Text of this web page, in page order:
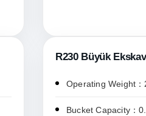
R230 Büyük
Operating Weight
Bucket Capacity：